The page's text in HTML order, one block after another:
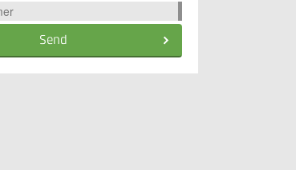
Send